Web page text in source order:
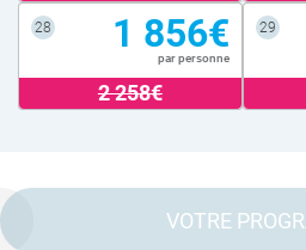
28 1 856€
par personne
2 258€
29
VOTRE